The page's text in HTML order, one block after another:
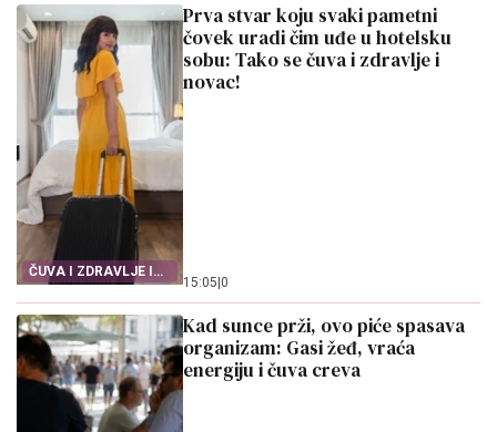
ČUVA I ZDRAVLJE I
NOVAC
Prva stvar koju svaki pametni
čovek uradi čim uđe u hotelsku
sobu: Tako se čuva i zdravlje i
novac!
15:05|0
Kad sunce prži, ovo piće spasava
organizam: Gasi žeđ, vraća
energiju i čuva creva